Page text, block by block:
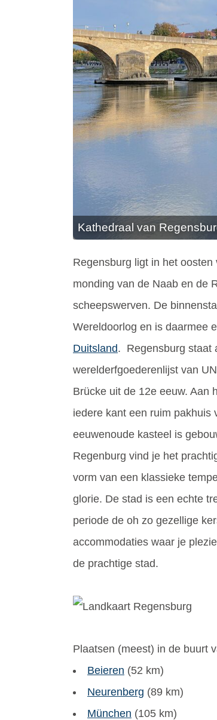
Kathedraal van
Regensburg ligt in het oosten
monding van de Naab en de
scheepswerven. De
Wereldoorlog en is daarmee
Duitsland. Regensburg staat
werelderfgoederenlijst van
Brücke uit de 12e eeuw. Aan
iedere kant een ruim pakhuis
eeuwenoude kasteel is
Regenburg vind je het
vorm van een klassieke
glorie. De stad is een echte
periode de oh zo gezellige
accommodaties waar je
de prachtige stad.
Plaatsen (meest) in de buurt
Beieren (52 km)
Neurenberg (89 km)
München (105 km)